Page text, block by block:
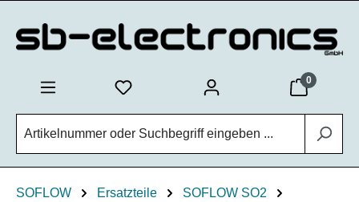
0
SOFLOW Ersatzteile
SOFLOW SO2